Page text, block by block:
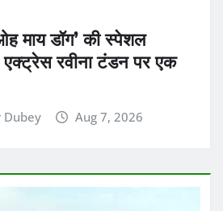
माय डॉग’ की स्पेशल
एक्ट्रेस रवीना टंडन पर एक
Dubey Aug 7, 2026